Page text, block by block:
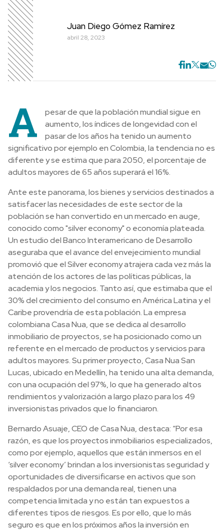
Juan Diego Gómez Ramírez
abril 28, 2023
A
pesar de que la población mundial sigue en
aumento, los índices de longevidad con el
pasar de los años ha tenido un aumento
significativo por ejemplo en Colombia, la tendencia no es
diferente y se estima que para 2050, el porcentaje de
adultos mayores de 65 años superará el 16%.
Ante este panorama, los bienes y servicios destinados a
satisfacer las necesidades de este sector de la
población se han convertido en un mercado en auge,
conocido como "silver economy" o economía plateada.
Un estudio del Banco Interamericano de Desarrollo
aseguraba que el avance del envejecimiento mundial
promovió que el Silver economy atrajera cada vez más la
atención de los actores de las políticas públicas, la
academia y los negocios. Tanto así, que estimaba que el
30% del crecimiento del consumo en América Latina y el
Caribe provendría de esta población. La empresa
colombiana Casa Nua, que se dedica al desarrollo
inmobiliario de proyectos, se ha posicionado como un
referente en el mercado de productos y servicios para
adultos mayores. Su primer proyecto, Casa Nua San
Lucas, ubicado en Medellín, ha tenido una alta demanda,
con una ocupación del 97%, lo que ha generado altos
rendimientos y valorización a largo plazo para los 49
inversionistas privados que lo financiaron.
Bernardo Asuaje, CEO de Casa Nua, destaca: “Por esa
razón, es que los proyectos inmobiliarios especializados,
como por ejemplo, aquellos que están inmersos en el
‘silver economy’ brindan a los inversionistas seguridad y
oportunidades de diversificarse en activos que son
respaldados por una demanda real, tienen una
competencia limitada y no están tan expuestos a
diferentes tipos de riesgos. Es por ello, que lo más
seguro es que en los próximos años la inversión en